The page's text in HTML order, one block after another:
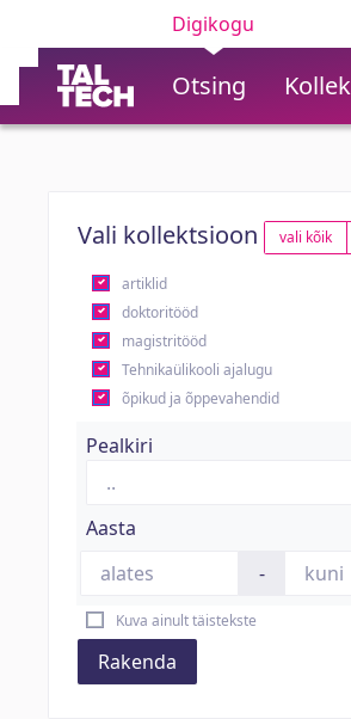
Digikogu
Otsing
Vali kollektsioon vali kõik
artiklid
doktoritööd
magistritööd
Tehnikaülikooli ajalugu
õpikud ja õppevahendid
Pealkiri
Aasta
-
Kuva ainult täistekste
Rakenda